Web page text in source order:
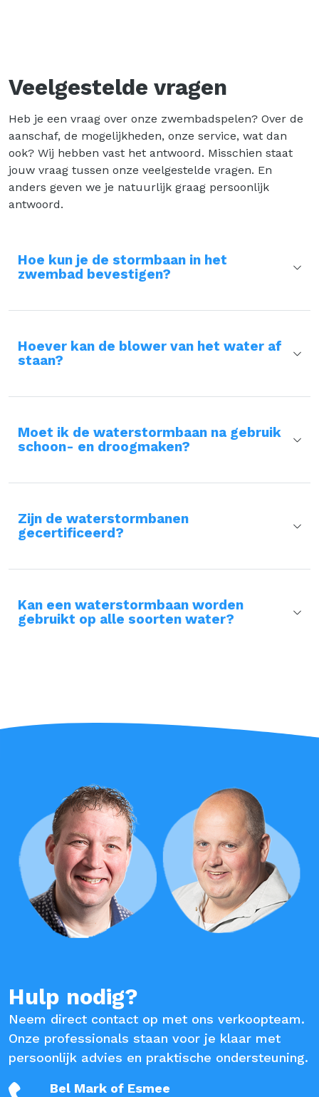
Veelgestelde vragen
Heb je een vraag over onze zwembadspelen? Over de
aanschaf, de mogelijkheden, onze service, wat dan
ook? Wij hebben vast het antwoord. Misschien staat
jouw vraag tussen onze veelgestelde vragen. En
anders geven we je natuurlijk graag persoonlijk
antwoord.
Hoe kun je de stormbaan in het
zwembad bevestigen?
Hoever kan de blower van het water af
staan?
Moet ik de waterstormbaan na gebruik
schoon- en droogmaken?
Zijn de waterstormbanen
gecertificeerd?
Kan een waterstormbaan worden
gebruikt op alle soorten water?
Hulp nodig?
Neem direct contact op met ons verkoopteam.
Onze professionals staan voor je klaar met
persoonlijk advies en praktische ondersteuning.
Bel Mark of Esmee